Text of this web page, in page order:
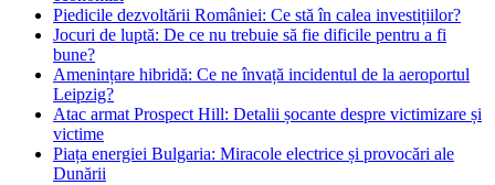
Piedicile dezvoltării României: Ce stă în calea investițiilor?
Jocuri de luptă: De ce nu trebuie să fie dificile pentru a fi
bune?
Amenințare hibridă: Ce ne învață incidentul de la aeroportul
Leipzig?
Atac armat Prospect Hill: Detalii șocante despre victimizare și
victime
Piața energiei Bulgaria: Miracole electrice și provocări ale
Dunării